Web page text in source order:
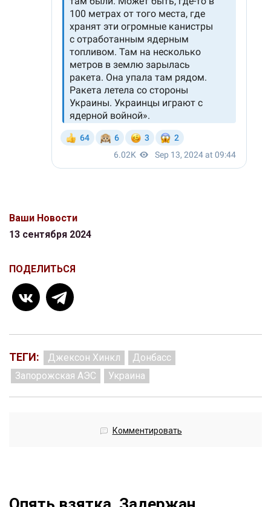
Ваши Новости
13 сентября 2024
ПОДЕЛИТЬСЯ
ТЕГИ: Джексон Хинкл
Донбасс
Запорожская АЭС
Украина
Комментировать